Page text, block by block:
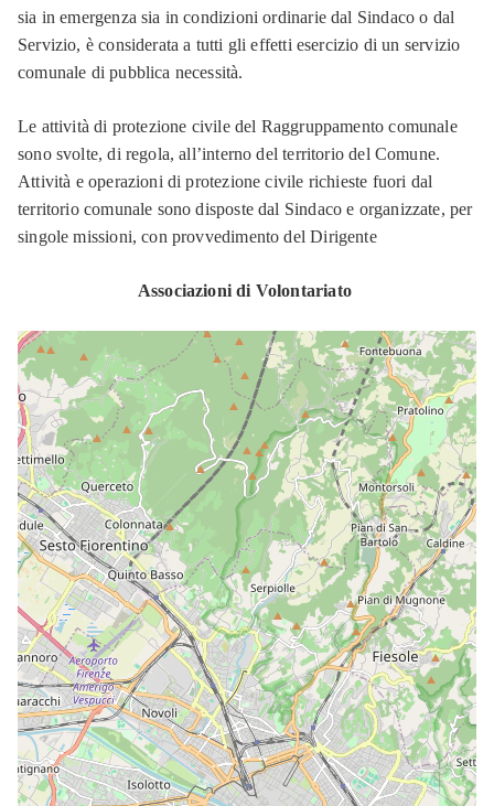
sia in emergenza sia in condizioni ordinarie dal Sindaco o dal
Servizio, è considerata a tutti gli effetti esercizio di un servizio
comunale di pubblica necessità.
Le attività di protezione civile del Raggruppamento comunale
sono svolte, di regola, all’interno del territorio del Comune.
Attività e operazioni di protezione civile richieste fuori dal
territorio comunale sono disposte dal Sindaco e organizzate, per
singole missioni, con provvedimento del Dirigente
Associazioni di Volontariato